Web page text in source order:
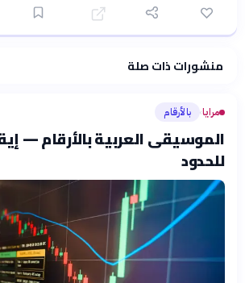
فلسفتنا المعرفية· سياسة الذكاء الاصطناعيمنشورات ذات صلة
مرايا› بالأرقام
الموسيقى العربية بالأرقام —
للحدود